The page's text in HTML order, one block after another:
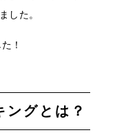
した。
！
ングとは？